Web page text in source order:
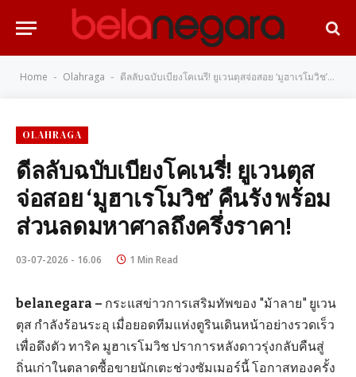
Home - Olahraga - ดีลลับฉบับเบียงโคเนรี่! ยูเวนตุสจ่อสอย ‘มูฮาเรโมวิช’ คืนรัง พร้อมส่วนลดมหาศาลถึงครึ่งราคา!
OLAHRAGA
ดีลลับฉบับเบียงโคเนรี่! ยูเวนตุส
จ่อสอย ‘มูฮาเรโมวิช’ คืนรัง พร้อม
ส่วนลดมหาศาลถึงครึ่งราคา!
03-07-2026 - 16.06 1 Min Read
belanegara – กระแสข่าวการเสริมทัพของ "ม้าลาย" ยูเวน
ตุส กำลังร้อนระอุ เมื่อยอดทีมแห่งตูรินเดินหน้าอย่างรวดเร็ว
เพื่อดึงตัว ทาริค มูฮาเรโมวิช ปราการหลังดาวรุ่งกลับคืนสู่
ถิ่นเก่าในตลาดซื้อขายนักเตะช่วงซัมเมอร์นี้ โอกาสทองครั้ง